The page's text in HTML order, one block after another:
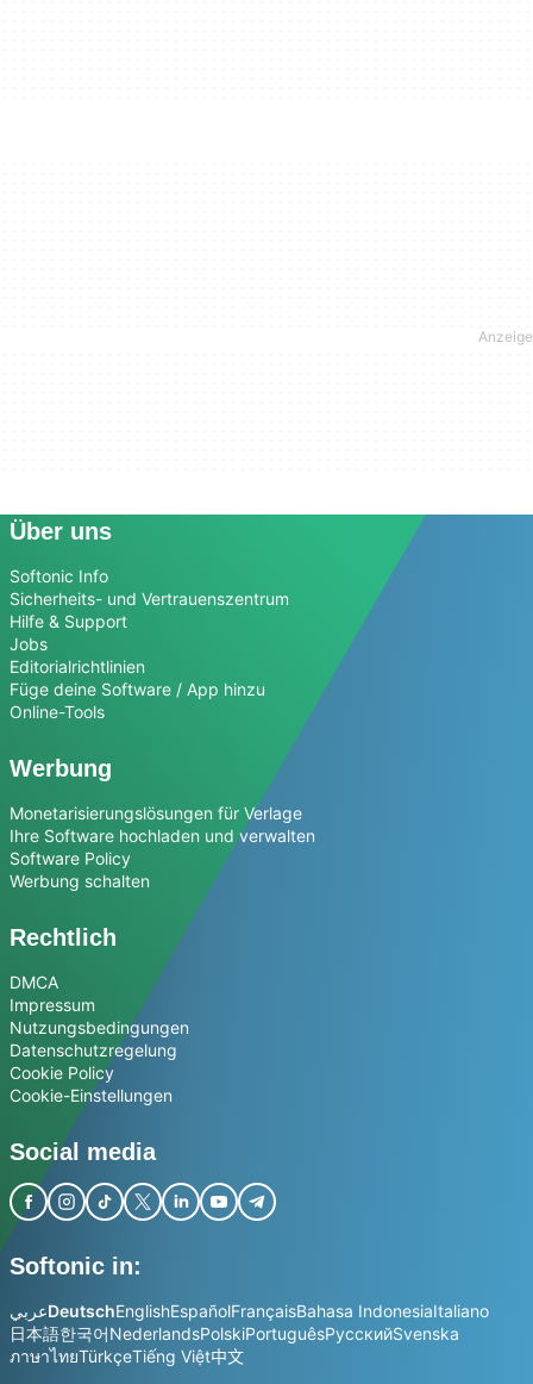
Über uns
Softonic Info
Sicherheits- und Vertrauenszentrum
Hilfe & Support
Jobs
Editorialrichtlinien
Füge deine Software / App hinzu
Online-Tools
Werbung
Monetarisierungslösungen für Verlage
Ihre Software hochladen und verwalten
Software Policy
Werbung schalten
Rechtlich
DMCA
Impressum
Nutzungsbedingungen
Datenschutzregelung
Cookie Policy
Cookie-Einstellungen
Social media
Softonic in:
عربيDeutschEnglishEspañolFrançaisBahasa IndonesiaItaliano
日本語한국어NederlandsPolskiPortuguêsРусскийSvenska
ภาษาไทยTürkçeTiếng Việt中文